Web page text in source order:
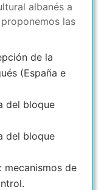
albanés a
las
de la
(España e
del bloque
del bloque
de